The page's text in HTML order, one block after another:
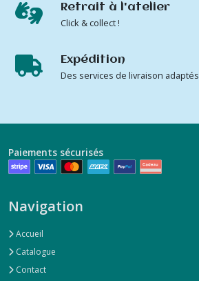
Retrait à l'atelier
Click & collect !
Expédition
Des services de livraison adaptés
Paiements sécurisés
Navigation
Accueil
Catalogue
Contact